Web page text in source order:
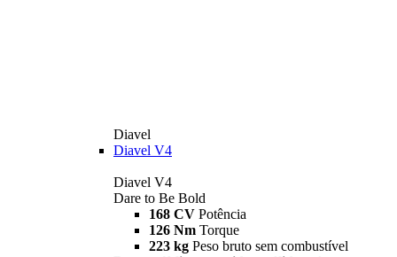
Diavel
Diavel V4
Diavel V4
Dare to Be Bold
168 CV Potência
126 Nm Torque
223 kg Peso bruto sem combustível